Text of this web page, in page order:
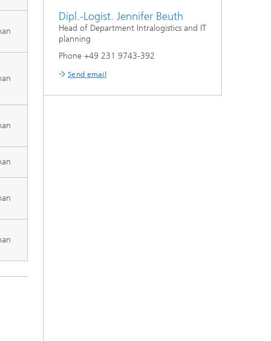
Dipl.-Logist. Jennifer Beuth
Head of Department Intralogistics and IT
planning
Phone +49 231 9743-392
Send email